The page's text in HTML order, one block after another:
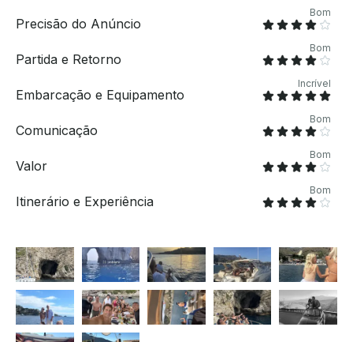
Precisão do Anúncio
Bom
Partida e Retorno
Bom
Embarcação e Equipamento
Incrível
Comunicação
Bom
Valor
Bom
Itinerário e Experiência
Bom